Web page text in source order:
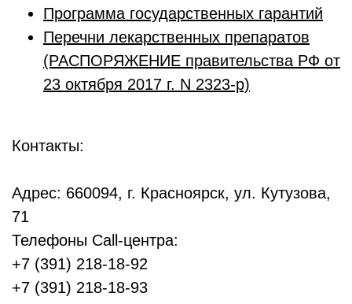
Программа государственных гарантий
Перечни лекарственных препаратов
(РАСПОРЯЖЕНИЕ правительства РФ от
23 октября 2017 г. N 2323-р)
Контакты:
Адрес: 660094, г. Красноярск, ул. Кутузова,
71
Телефоны Call-центра:
+7 (391) 218-18-92
+7 (391) 218-18-93